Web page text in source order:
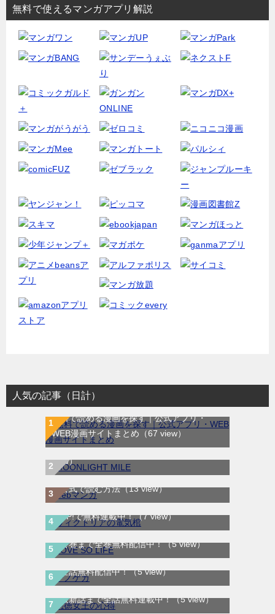
無料で使えるマンガアプリ解説
人気の記事（日計）
無料で読める漫画を探す｜公式アプリ・
WEB漫画サイトまとめ （67 view）
MOONLIGHT MILE｜最新刊第23巻！マンガ
ワンで最新刊まで全巻無料配信中！（14
view）
WEB漫画サイト一覧｜ブラウザで無料漫画
を公式で読む方法（13 view）
ヴィクトリアの電気棺｜最新刊第2巻！マン
ガUP!で無料連載中！（7 view）
LOVE SO LIFE｜全17巻完結！マンガParkで
最終巻まで全巻無料配信中！（5 view）
テノゲカ｜最新刊第2巻！サンデーうぇぶり
で全話無料配信中！（5 view）
悪徳女王の心得｜最新刊第3巻！マンガUP!
で最新話まで全話無料連載中！（5 view）
路傍のフジイ〜偉大なる凡人からの便り〜｜
全話無料で読める公式マンガアプリ（5